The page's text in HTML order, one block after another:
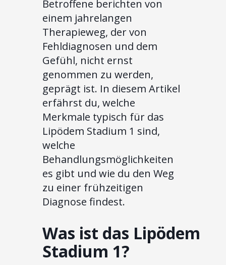
Betroffene berichten von
einem jahrelangen
Therapieweg, der von
Fehldiagnosen und dem
Gefühl, nicht ernst
genommen zu werden,
geprägt ist. In diesem Artikel
erfährst du, welche
Merkmale typisch für das
Lipödem Stadium 1 sind,
welche
Behandlungsmöglichkeiten
es gibt und wie du den Weg
zu einer frühzeitigen
Diagnose findest.
Was ist das Lipödem
Stadium 1?